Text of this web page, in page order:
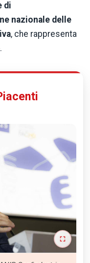
di
nazionale delle
, che rappresenta